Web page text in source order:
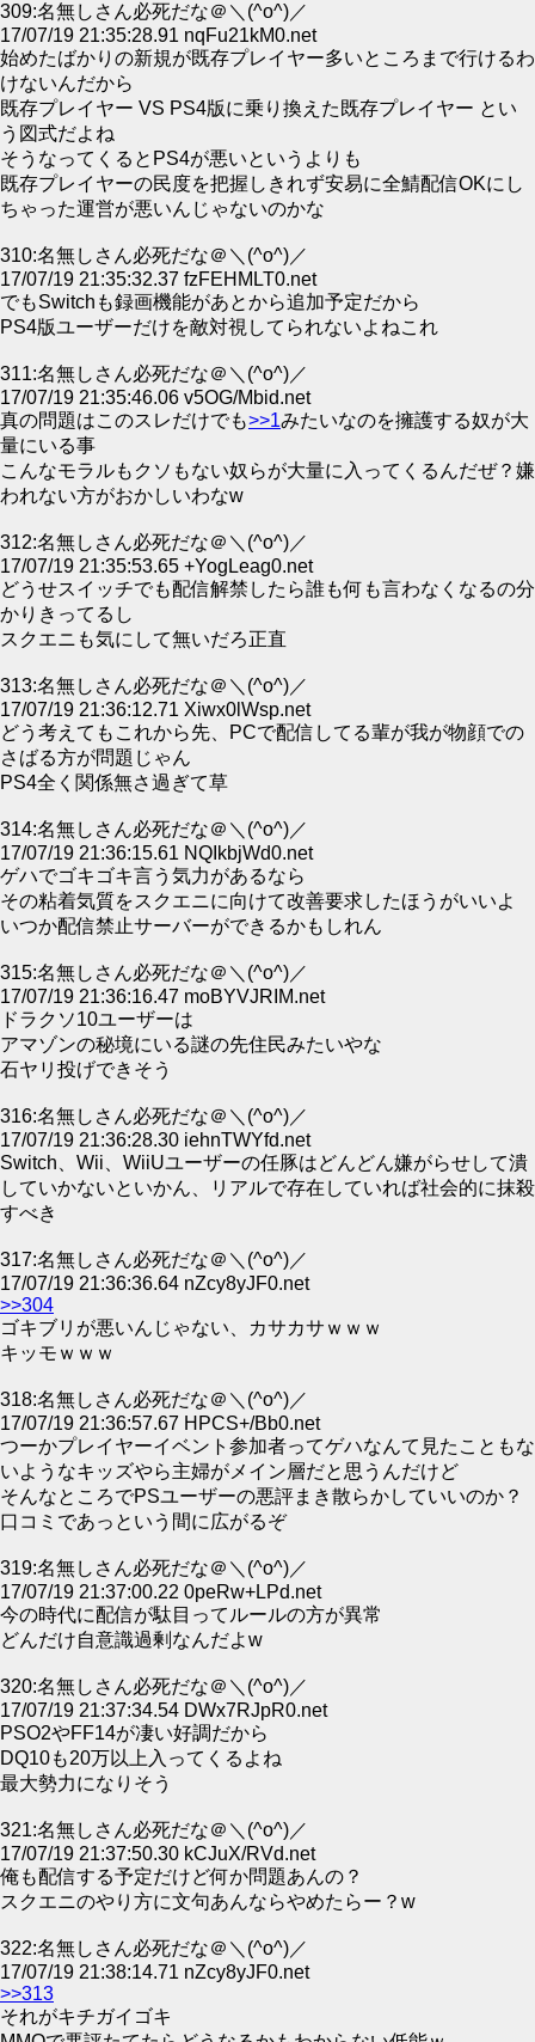
309:名無しさん必死だな＠＼(^o^)／
17/07/19 21:35:28.91 nqFu21kM0.net
始めたばかりの新規が既存プレイヤー多いところまで行けるわ
けないんだから
既存プレイヤー VS PS4版に乗り換えた既存プレイヤー とい
う図式だよね
そうなってくるとPS4が悪いというよりも
既存プレイヤーの民度を把握しきれず安易に全鯖配信OKにし
ちゃった運営が悪いんじゃないのかな
310:名無しさん必死だな＠＼(^o^)／
17/07/19 21:35:32.37 fzFEHMLT0.net
でもSwitchも録画機能があとから追加予定だから
PS4版ユーザーだけを敵対視してられないよねこれ
311:名無しさん必死だな＠＼(^o^)／
17/07/19 21:35:46.06 v5OG/Mbid.net
真の問題はこのスレだけでも>>1みたいなのを擁護する奴が大
量にいる事
こんなモラルもクソもない奴らが大量に入ってくるんだぜ？嫌
われない方がおかしいわなw
312:名無しさん必死だな＠＼(^o^)／
17/07/19 21:35:53.65 +YogLeag0.net
どうせスイッチでも配信解禁したら誰も何も言わなくなるの分
かりきってるし
スクエニも気にして無いだろ正直
313:名無しさん必死だな＠＼(^o^)／
17/07/19 21:36:12.71 Xiwx0lWsp.net
どう考えてもこれから先、PCで配信してる輩が我が物顔での
さばる方が問題じゃん
PS4全く関係無さ過ぎて草
314:名無しさん必死だな＠＼(^o^)／
17/07/19 21:36:15.61 NQIkbjWd0.net
ゲハでゴキゴキ言う気力があるなら
その粘着気質をスクエニに向けて改善要求したほうがいいよ
いつか配信禁止サーバーができるかもしれん
315:名無しさん必死だな＠＼(^o^)／
17/07/19 21:36:16.47 moBYVJRIM.net
ドラクソ10ユーザーは
アマゾンの秘境にいる謎の先住民みたいやな
石ヤリ投げできそう
316:名無しさん必死だな＠＼(^o^)／
17/07/19 21:36:28.30 iehnTWYfd.net
Switch、Wii、WiiUユーザーの任豚はどんどん嫌がらせして潰
していかないといかん、リアルで存在していれば社会的に抹殺
すべき
317:名無しさん必死だな＠＼(^o^)／
17/07/19 21:36:36.64 nZcy8yJF0.net
>>304
ゴキブリが悪いんじゃない、カサカサｗｗｗ
キッモｗｗｗ
318:名無しさん必死だな＠＼(^o^)／
17/07/19 21:36:57.67 HPCS+/Bb0.net
つーかプレイヤーイベント参加者ってゲハなんて見たこともな
いようなキッズやら主婦がメイン層だと思うんだけど
そんなところでPSユーザーの悪評まき散らかしていいのか？
口コミであっという間に広がるぞ
319:名無しさん必死だな＠＼(^o^)／
17/07/19 21:37:00.22 0peRw+LPd.net
今の時代に配信が駄目ってルールの方が異常
どんだけ自意識過剰なんだよw
320:名無しさん必死だな＠＼(^o^)／
17/07/19 21:37:34.54 DWx7RJpR0.net
PSO2やFF14が凄い好調だから
DQ10も20万以上入ってくるよね
最大勢力になりそう
321:名無しさん必死だな＠＼(^o^)／
17/07/19 21:37:50.30 kCJuX/RVd.net
俺も配信する予定だけど何か問題あんの？
スクエニのやり方に文句あんならやめたらー？w
322:名無しさん必死だな＠＼(^o^)／
17/07/19 21:38:14.71 nZcy8yJF0.net
>>313
それがキチガイゴキ